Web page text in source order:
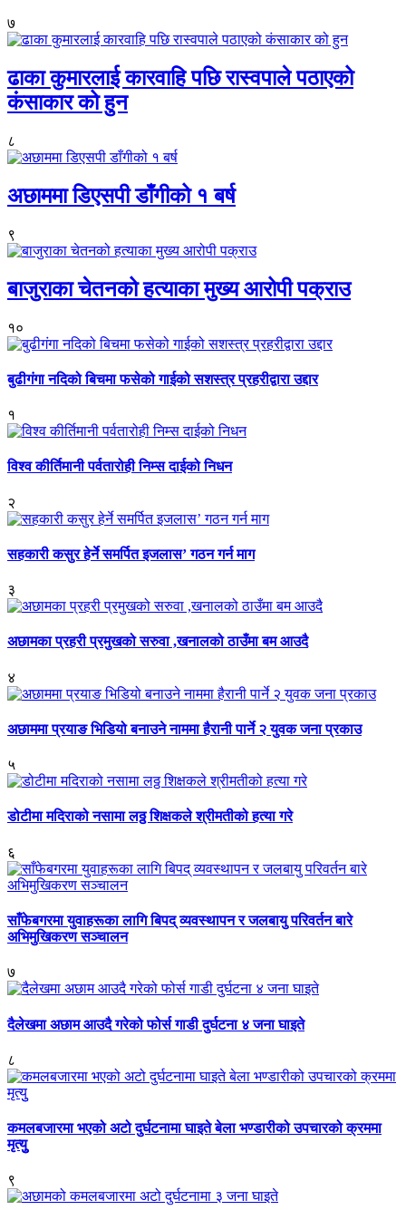
७
ढाका कुमारलाई कारवाहि पछि रास्वपाले पठाएको
कंसाकार को हुन
८
अछाममा डिएसपी डाँगीको १ बर्ष
९
बाजुराका चेतनको हत्याका मुख्य आरोपी पक्राउ
१०
बुढीगंगा नदिको बिचमा फसेको गाईको सशस्त्र प्रहरीद्वारा उद्दार
१
विश्व कीर्तिमानी पर्वतारोही निम्स दाईको निधन
२
सहकारी कसुर हेर्ने समर्पित इजलास’ गठन गर्न माग
३
अछामका प्रहरी प्रमुखको सरुवा ,खनालको ठाउँमा बम आउदै
४
अछाममा प्रयाङ भिडियो बनाउने नाममा हैरानी पार्ने २ युवक जना प्रकाउ
५
डोटीमा मदिराको नसामा लठ्ठ शिक्षकले श्रीमतीको हत्या गरे
६
साँफेबगरमा युवाहरूका लागि बिपद् व्यवस्थापन र जलबायु परिवर्तन बारे
अभिमुखिकरण सञ्चालन
७
दैलेखमा अछाम आउदै गरेको फोर्स गाडी दुर्घटना ४ जना घाइते
८
कमलबजारमा भएको अटो दुर्घटनामा घाइते बेला भण्डारीको उपचारको क्रममा
मृत्युु
९